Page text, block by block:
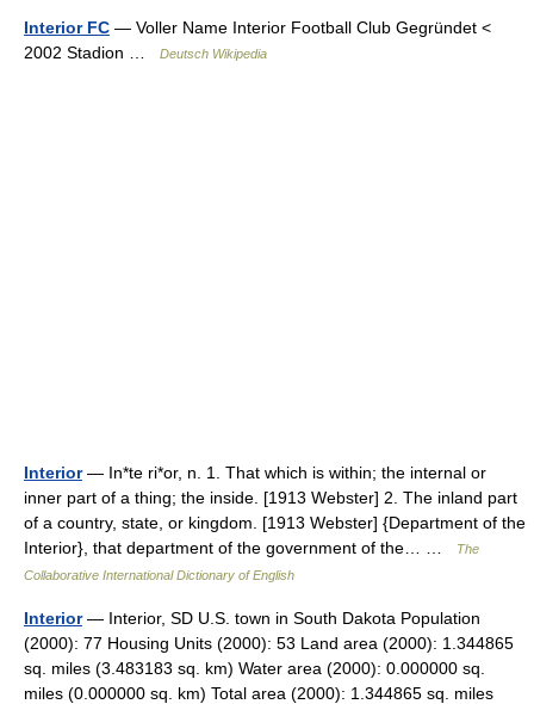
Interior FC — Voller Name Interior Football Club Gegründet <
2002 Stadion …
Deutsch Wikipedia
Interior— In*te ri*or, n. 1. That which is within; the internal or
inner part of a thing; the inside. [1913 Webster] 2. The inland part
of a country, state, or kingdom. [1913 Webster] {Department of the
Interior}, that department of the government of the… …
The
Collaborative International Dictionary of English
Interior— Interior, SD U.S. town in South Dakota Population
(2000): 77 Housing Units (2000): 53 Land area (2000): 1.344865
sq. miles (3.483183 sq. km) Water area (2000): 0.000000 sq.
miles (0.000000 sq. km) Total area (2000): 1.344865 sq. miles